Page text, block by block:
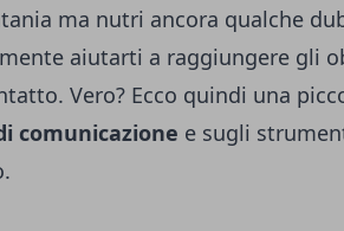
ma nutri ancora qualche
aiutarti a raggiungere gli
Vero? Ecco quindi una
comunicazione e sugli